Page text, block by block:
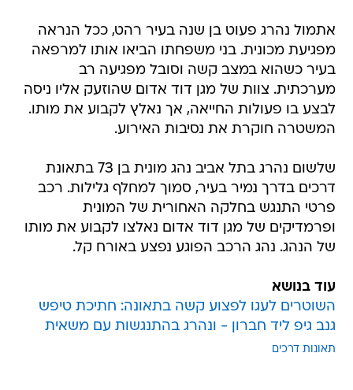
אתמול נהרג פעוט בן שנה בעיר רהט, ככל הנראה
מפגיעת מכונית. בני משפחתו הביאו אותו למרפאה
בעיר כשהוא במצב קשה וסובל מפגיעה רב
מערכתית. צוות של מגן דוד אדום שהוזעק אליו ניסה
לבצע בו פעולות החייאה, אך נאלץ לקבוע את מותו.
המשטרה חוקרת את נסיבות האירוע.
שלשום נהרג בתל אביב נהג מונית בן 73 בתאונת
דרכים בדרך נמיר בעיר, סמוך למחלף גלילות. רכב
פרטי התנגש בחלקה האחורית של המונית
ופרמדיקים של מגן דוד אדום נאלצו לקבוע את מותו
של הנהג. נהג הרכב הפוגע נפצע באורח קל.
עוד בנושא
השוטרים לעגו לפצוע קשה בתאונה: חתיכת טיפש
גנב גיפ ליד חברון - ונהרג בהתנגשות עם משאית
תאונות דרכים